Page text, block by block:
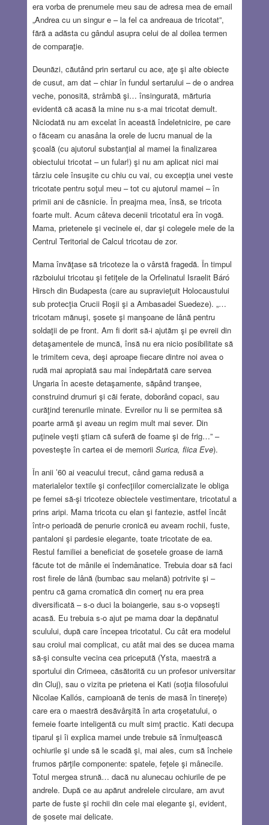
era vorba de prenumele meu sau de adresa mea de email
„Andrea cu un singur e – la fel ca andreaua de tricotat”,
fără a adăsta cu gândul asupra celui de al doilea termen
de comparaţie.
Deunăzi, căutând prin sertarul cu ace, aţe şi alte obiecte
de cusut, am dat – chiar în fundul sertarului – de o andrea
veche, ponosită, strâmbă şi… însingurată, mărturia
evidentă că acasă la mine nu s-a mai tricotat demult.
Niciodată nu am excelat în această îndeletnicire, pe care
o făceam cu anasâna la orele de lucru manual de la
şcoală (cu ajutorul substanţial al mamei la finalizarea
obiectului tricotat – un fular!) şi nu am aplicat nici mai
târziu cele însuşite cu chiu cu vai, cu excepţia unei veste
tricotate pentru soţul meu – tot cu ajutorul mamei – în
primii ani de căsnicie. În preajma mea, însă, se tricota
foarte mult. Acum câteva decenii tricotatul era în vogă.
Mama, prietenele şi vecinele ei, dar şi colegele mele de la
Centrul Teritorial de Calcul tricotau de zor.
Mama învăţase să tricoteze la o vârstă fragedă. În timpul
războiului tricotau şi fetiţele de la Orfelinatul Israelit Báró
Hirsch din Budapesta (care au supravieţuit Holocaustului
sub protecţia Crucii Roşii şi a Ambasadei Suedeze). „…
tricotam mănuşi, şosete şi manşoane de lână pentru
soldaţii de pe front. Am fi dorit să-i ajutăm şi pe evreii din
detaşamentele de muncă, însă nu era nicio posibilitate să
le trimitem ceva, deşi aproape fiecare dintre noi avea o
rudă mai apropiată sau mai îndepărtată care servea
Ungaria în aceste detaşamente, săpând tranşee,
construind drumuri şi căi ferate, doborând copaci, sau
curăţind terenurile minate. Evreilor nu li se permitea să
poarte armă şi aveau un regim mult mai sever. Din
puţinele veşti ştiam că suferă de foame şi de frig…” –
povesteşte în cartea ei de memorii Surica, fiica Eve).
În anii ’60 ai veacului trecut, când gama redusă a
materialelor textile şi confecţiilor comercializate le obliga
pe femei să-şi tricoteze obiectele vestimentare, tricotatul a
prins aripi. Mama tricota cu elan şi fantezie, astfel încât
într-o perioadă de penurie cronică eu aveam rochii, fuste,
pantaloni şi pardesie elegante, toate tricotate de ea.
Restul familiei a beneficiat de şosetele groase de iarnă
făcute tot de mânile ei îndemânatice. Trebuia doar să faci
rost firele de lână (bumbac sau melană) potrivite şi –
pentru că gama cromatică din comerţ nu era prea
diversificată – s-o duci la boiangerie, sau s-o vopseşti
acasă. Eu trebuia s-o ajut pe mama doar la depănatul
sculului, după care începea tricotatul. Cu cât era modelul
sau croiul mai complicat, cu atât mai des se ducea mama
să-şi consulte vecina cea pricepută (Ysta, maestră a
sportului din Crimeea, căsătorită cu un profesor universitar
din Cluj), sau o vizita pe prietena ei Kati (soţia filosofului
Nicolae Kallós, campioană de tenis de masă în tinereţe)
care era o maestră desăvârşită în arta croşetatului, o
femeie foarte inteligentă cu mult simţ practic. Kati decupa
tiparul şi îi explica mamei unde trebuie să înmulţească
ochiurile şi unde să le scadă şi, mai ales, cum să încheie
frumos părţile componente: spatele, feţele şi mânecile.
Totul mergea strună… dacă nu alunecau ochiurile de pe
andrele. După ce au apărut andrelele circulare, am avut
parte de fuste şi rochii din cele mai elegante şi, evident,
de şosete mai delicate.